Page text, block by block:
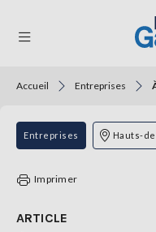
THÉMATIQUES
RÉGIONS
Accueil Entreprises
Entreprises Hauts-
Imprimer
ARTICLE